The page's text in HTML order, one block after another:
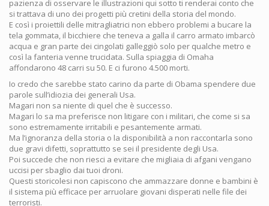
pazienza di osservare le illustrazioni qui sotto ti renderai conto che
si trattava di uno dei progetti più cretini della storia del mondo.
E così i proiettili delle mitragliatrici non ebbero problemi a bucare la
tela gommata, il bicchiere che teneva a galla il carro armato imbarcò
acqua e gran parte dei cingolati galleggiò solo per qualche metro e
così la fanteria venne trucidata. Sulla spiaggia di Omaha
affondarono 48 carri su 50. E ci furono 4.500 morti.
Io credo che sarebbe stato carino da parte di Obama spendere due
parole sull’idiozia dei generali Usa.
Magari non sa niente di quel che è successo.
Magari lo sa ma preferisce non litigare con i militari, che come si sa
sono estremamente irritabili e pesantemente armati.
Ma l’ignoranza della storia o la disponibilità a non raccontarla sono
due gravi difetti, soprattutto se sei il presidente degli Usa.
Poi succede che non riesci a evitare che migliaia di afgani vengano
uccisi per sbaglio dai tuoi droni.
Questi storicolesi non capiscono che ammazzare donne e bambini è
il sistema più efficace per arruolare giovani disperati nelle file dei
terroristi.